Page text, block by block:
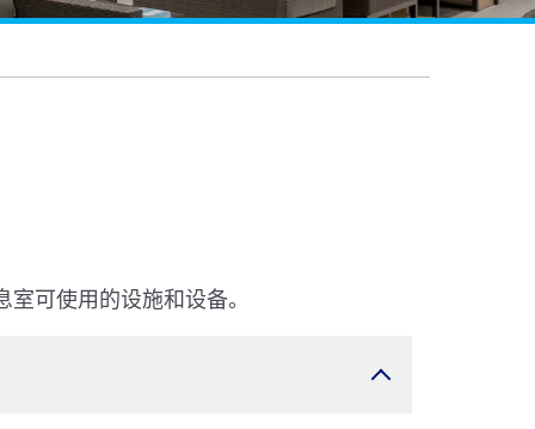
可使用的设施和设备。